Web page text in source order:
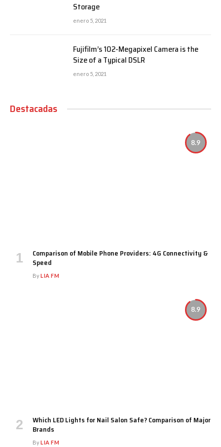
Storage
enero 5, 2021
Fujifilm’s 102-Megapixel Camera is the
Size of a Typical DSLR
enero 5, 2021
Destacadas
8.9
Comparison of Mobile Phone Providers: 4G Connectivity &
Speed
ByLIA FM
8.9
Which LED Lights for Nail Salon Safe? Comparison of Major
Brands
ByLIA FM